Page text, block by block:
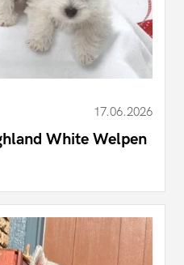
17.06.2026
White Welpen